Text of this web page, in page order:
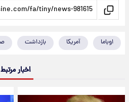
اوباما آمریکا بازداشت
اخبار مرتبط